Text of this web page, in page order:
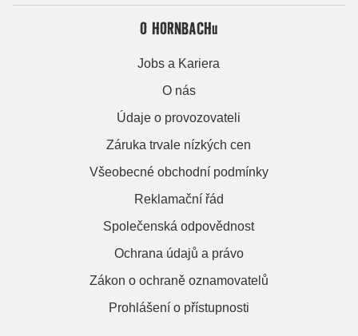
O HORNBACHu
Jobs a Kariera
O nás
Údaje o provozovateli
Záruka trvale nízkých cen
Všeobecné obchodní podmínky
Reklamační řád
Společenská odpovědnost
Ochrana údajů a právo
Zákon o ochraně oznamovatelů
Prohlášení o přístupnosti